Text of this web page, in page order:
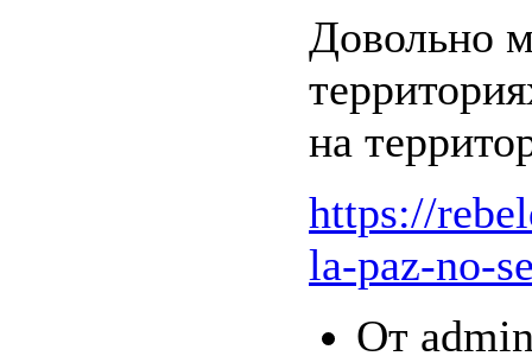
Довольно
на
https://
la-paz-no-
От